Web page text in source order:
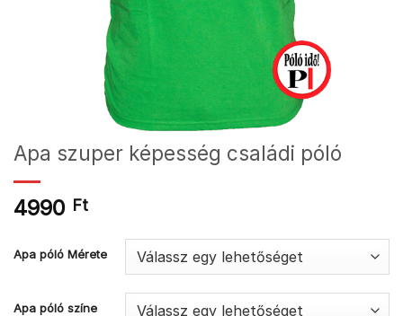
Apa szuper képesség családi póló
4990 Ft
Apa póló Mérete
Apa póló színe